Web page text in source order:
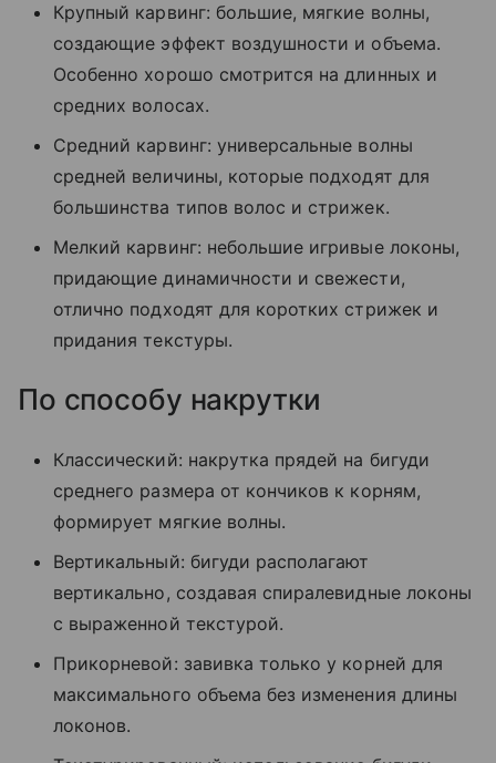
Крупный карвинг: большие, мягкие волны,
создающие эффект воздушности и объема.
Особенно хорошо смотрится на длинных и
средних волосах.
Средний карвинг: универсальные волны
средней величины, которые подходят для
большинства типов волос и стрижек.
Мелкий карвинг: небольшие игривые локоны,
придающие динамичности и свежести,
отлично подходят для коротких стрижек и
придания текстуры.
По способу накрутки
Классический: накрутка прядей на бигуди
среднего размера от кончиков к корням,
формирует мягкие волны.
Вертикальный: бигуди располагают
вертикально, создавая спиралевидные локоны
с выраженной текстурой.
Прикорневой: завивка только у корней для
максимального объема без изменения длины
локонов.